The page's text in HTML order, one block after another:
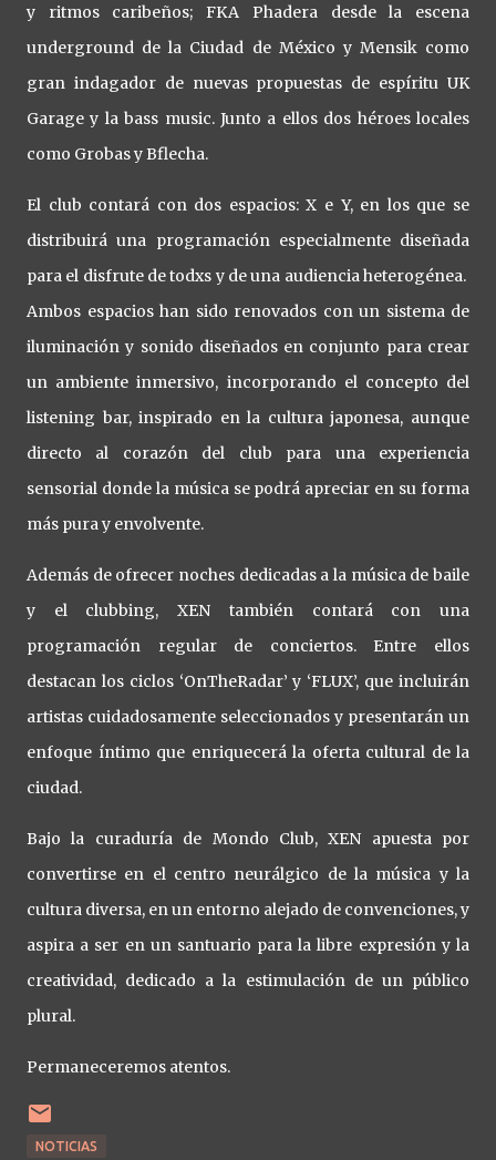
y ritmos caribeños; FKA Phadera desde la escena
underground de la Ciudad de México y Mensik como
gran indagador de nuevas propuestas de espíritu UK
Garage y la bass music. Junto a ellos dos héroes locales
como Grobas y Bflecha.
El club contará con dos espacios: X e Y, en los que se
distribuirá una programación especialmente diseñada
para el disfrute de todxs y de una audiencia heterogénea.
Ambos espacios han sido renovados con un sistema de
iluminación y sonido diseñados en conjunto para crear
un ambiente inmersivo, incorporando el concepto del
listening bar, inspirado en la cultura japonesa, aunque
directo al corazón del club para una experiencia
sensorial donde la música se podrá apreciar en su forma
más pura y envolvente.
Además de ofrecer noches dedicadas a la música de baile
y el clubbing, XEN también contará con una
programación regular de conciertos. Entre ellos
destacan los ciclos ‘OnTheRadar’ y ‘FLUX’, que incluirán
artistas cuidadosamente seleccionados y presentarán un
enfoque íntimo que enriquecerá la oferta cultural de la
ciudad.
Bajo la curaduría de Mondo Club, XEN apuesta por
convertirse en el centro neurálgico de la música y la
cultura diversa, en un entorno alejado de convenciones, y
aspira a ser en un santuario para la libre expresión y la
creatividad, dedicado a la estimulación de un público
plural.
Permaneceremos atentos.
NOTICIAS